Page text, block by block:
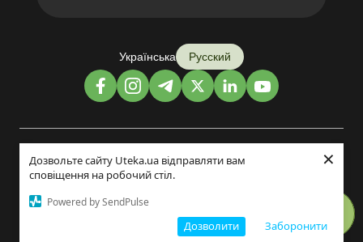
Дозвольте сайту Uteka.ua відправляти вам
сповіщення на робочий стіл.
Powered by SendPulse
Заборонити
Дозволити
×
Українська Русский
Дизайн и разработка: